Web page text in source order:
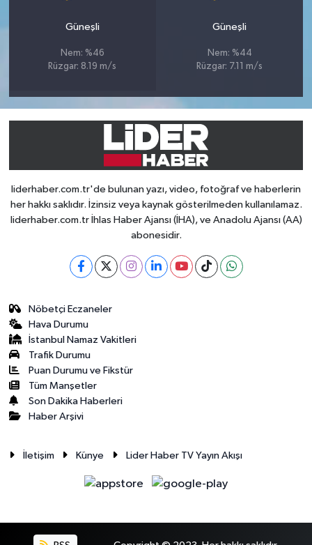
Güneşli
Nem: %46
Rüzgar: 8.19 m/s
Güneşli
Nem: %44
Rüzgar: 7.11 m/s
liderhaber.com.tr'de bulunan yazı, video, fotoğraf ve haberlerin
her hakkı saklıdır. İzinsiz veya kaynak gösterilmeden kullanılamaz.
liderhaber.com.tr İhlas Haber Ajansı (İHA), ve Anadolu Ajansı (AA)
abonesidir.
Nöbetçi Eczaneler
Hava Durumu
İstanbul Namaz Vakitleri
Trafik Durumu
Puan Durumu ve Fikstür
Tüm Manşetler
Son Dakika Haberleri
Haber Arşivi
İletişim Künye Lider Haber TV Yayın Akışı